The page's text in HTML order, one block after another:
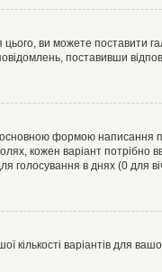
ви можете поставити
поставивши
основною формою написання
кожен варіант потрібно
в днях (0 для
варіантів для